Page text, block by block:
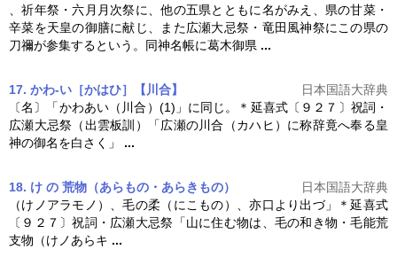
、祈年祭・六月月次祭に、他の五県とともに名がみえ、県の甘菜・
辛菜を天皇の御膳に献じ、また広瀬大忌祭 ・竜田風神祭にこの県の
刀禰が参集するという。同神名帳に葛木御県 ...
17. かわ‐い［かはひ］【川合】
日本国語大辞典
〔名〕「かわあい（川合）(1)」に同じ。＊延喜式〔９２７〕祝詞・
広瀬大忌祭 （出雲板訓）「広瀬の川合（カハヒ）に称辞竟へ奉る皇
神の御名を白さく」 ...
18. け の 荒物（あらもの・あらきもの）
日本国語大辞典
（けノアラモノ）、毛の柔（にこもの）、亦口より出づ」＊延喜式
〔９２７〕祝詞・広瀬大忌祭 「山に住む物は、毛の和き物・毛能荒
支物（けノあらキ ...